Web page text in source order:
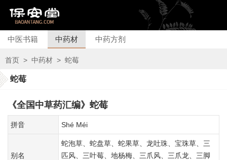
中医书籍 中药材 中药方剂
首页 > 中药材 > 蛇莓
蛇莓
《全国中草药汇编》蛇莓
拼音 Shé Méi
别名
蛇泡草、蛇盘草、蛇果草、龙吐珠、宝珠草、三
匹风、三叶莓、地杨梅、三爪风、三爪龙、三脚